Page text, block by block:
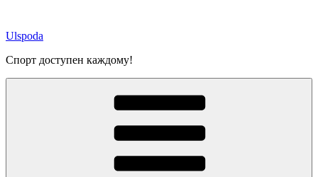
содержимому
Ulspoda
Спорт доступен каждому!